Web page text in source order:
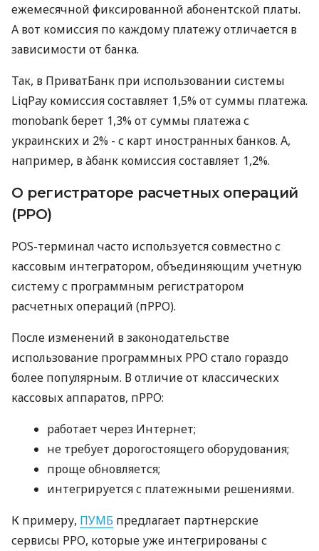
ежемесячной фиксированной абонентской платы.
А вот комиссия по каждому платежу отличается в
зависимости от банка.
Так, в ПриватБанк при использовании системы
LiqPay комиссия составляет 1,5% от суммы платежа.
monobank берет 1,3% от суммы платежа с
украинских и 2% - с карт иностранных банков. А,
например, в àбанк комиссия составляет 1,2%.
О регистраторе расчетных операций
(РРО)
POS-терминал часто используется совместно с
кассовым интегратором, объединяющим учетную
систему с программным регистратором
расчетных операций (пРРО).
После изменений в законодательстве
использование программных РРО стало гораздо
более популярным. В отличие от классических
кассовых аппаратов, пРРО:
работает через Интернет;
не требует дорогостоящего оборудования;
проще обновляется;
интегрируется с платежными решениями.
К примеру, ПУМБ предлагает партнерские
сервисы РРО, которые уже интегрированы с